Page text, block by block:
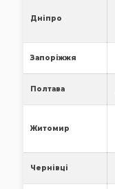
Дніпро
Запоріжжя
Полтава
Житомир
Чернівці